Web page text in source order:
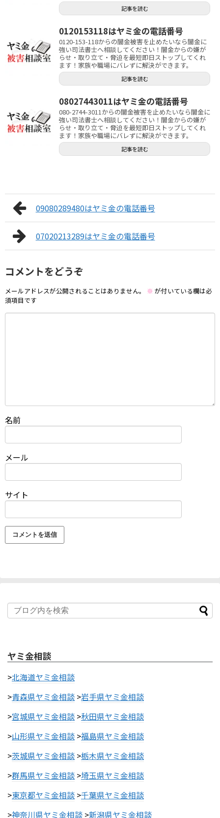
記事を読む
0120153118はヤミ金の電話番号
0120-153-118からの闇金被害を止めたいなら闇金に
強い司法書士へ相談してください！闇金からの嫌が
らせ・取り立て・脅迫を最短即日ストップしてくれ
ます！家族や職場にバレずに解決ができます。
記事を読む
08027443011はヤミ金の電話番号
080-2744-3011からの闇金被害を止めたいなら闇金に
強い司法書士へ相談してください！闇金からの嫌が
らせ・取り立て・脅迫を最短即日ストップしてくれ
ます！家族や職場にバレずに解決ができます。
記事を読む
09080289480はヤミ金の電話番号
07020213289はヤミ金の電話番号
コメントをどうぞ
メールアドレスが公開されることはありません。 ※ が付いている欄は必
須項目です
名前
メール
サイト
ヤミ金相談
>北海道ヤミ金相談
>青森県ヤミ金相談 >岩手県ヤミ金相談
>宮城県ヤミ金相談 >秋田県ヤミ金相談
>山形県ヤミ金相談 >福島県ヤミ金相談
>茨城県ヤミ金相談 >栃木県ヤミ金相談
>群馬県ヤミ金相談 >埼玉県ヤミ金相談
>東京都ヤミ金相談 >千葉県ヤミ金相談
>神奈川県ヤミ金相談 >新潟県ヤミ金相談